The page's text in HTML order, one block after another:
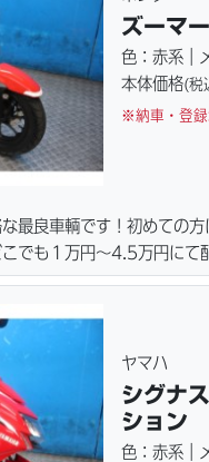
ズーマ
色：赤系｜
本体価格(税
※納車・登録
最良車輌です！初めての
でも１万円〜4.5万円に
イヤ・ブレーキパッド・
ページにて詳細画像見れま
ヤマハ
シグナ
ション
色：赤系｜